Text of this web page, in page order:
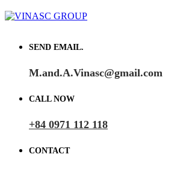
SEND EMAIL.
M.and.A.Vinasc@gmail.com
CALL NOW
+84 0971 112 118
CONTACT